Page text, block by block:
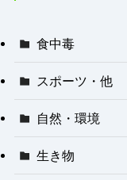
中！食中毒
スポーツ・他
自然・環境
生き物